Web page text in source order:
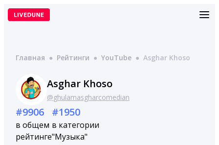
Перейти
Главная ● Рейтинги ● YouTube ● Asghar Khoso
Asghar Khoso
@ghulamasgharcomedian
#9906
в общем
рейтинге
#1950
в категории
"Музыка"